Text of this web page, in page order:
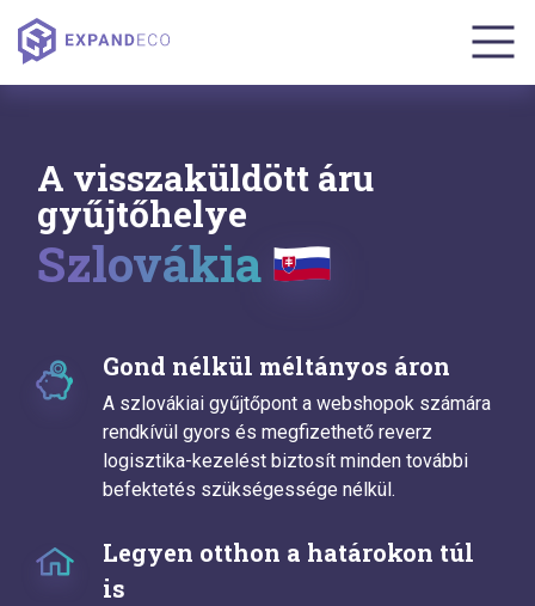
A visszaküldött áru
gyűjtőhelye
Szlovákia
Gond nélkül méltányos áron
A szlovákiai gyűjtőpont a webshopok számára
rendkívül gyors és megfizethető reverz
logisztika-kezelést biztosít minden további
befektetés szükségessége nélkül.
Legyen otthon a határokon túl
is